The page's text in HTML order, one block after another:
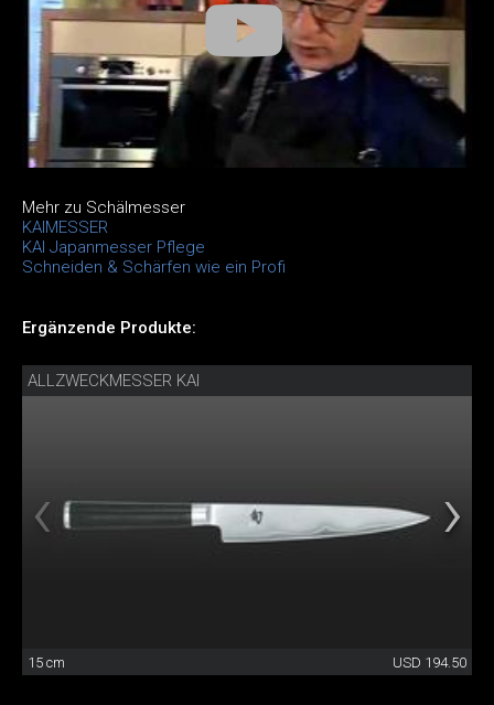
Mehr zu Schälmesser
KAIMESSER
KAI Japanmesser Pflege
Schneiden & Schärfen wie ein Profi
Ergänzende Produkte:
ALLZWECKMESSER KAI
15 cm USD 194.50